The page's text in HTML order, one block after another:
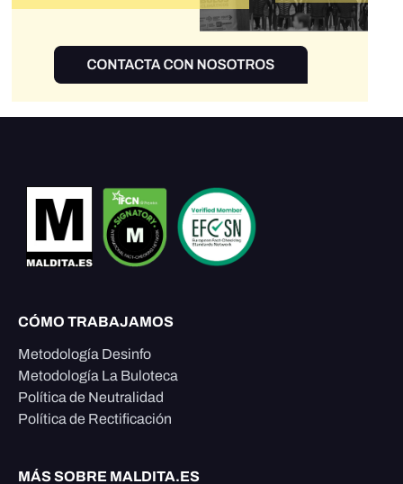
CÓMO TRABAJAMOS
Metodología Desinfo
Metodología La Buloteca
Política de Neutralidad
Política de Rectificación
MÁS SOBRE MALDITA.ES